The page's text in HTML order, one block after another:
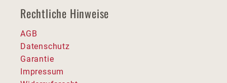
Rechtliche Hinweise
AGB
Datenschutz
Garantie
Impressum